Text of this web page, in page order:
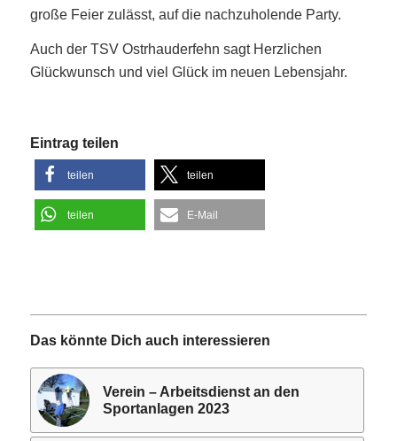
große Feier zulässt, auf die nachzuholende Party.
Auch der TSV Ostrhauderfehn sagt Herzlichen
Glückwunsch und viel Glück im neuen Lebensjahr.
Eintrag teilen
teilen teilen
teilen E-Mail
Das könnte Dich auch interessieren
Verein – Arbeitsdienst an den
Sportanlagen 2023